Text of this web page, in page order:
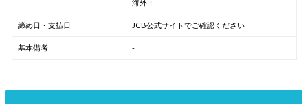
海外：-
締め日・支払日 JCB公式サイトでご確認ください
基本備考 -